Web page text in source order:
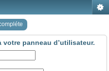
panneau d’utilisateur.